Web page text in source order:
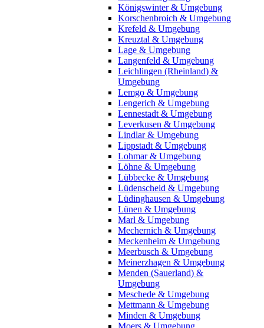
Königswinter & Umgebung
Korschenbroich & Umgebung
Krefeld & Umgebung
Kreuztal & Umgebung
Lage & Umgebung
Langenfeld & Umgebung
Leichlingen (Rheinland) &
Umgebung
Lemgo & Umgebung
Lengerich & Umgebung
Lennestadt & Umgebung
Leverkusen & Umgebung
Lindlar & Umgebung
Lippstadt & Umgebung
Lohmar & Umgebung
Löhne & Umgebung
Lübbecke & Umgebung
Lüdenscheid & Umgebung
Lüdinghausen & Umgebung
Lünen & Umgebung
Marl & Umgebung
Mechernich & Umgebung
Meckenheim & Umgebung
Meerbusch & Umgebung
Meinerzhagen & Umgebung
Menden (Sauerland) &
Umgebung
Meschede & Umgebung
Mettmann & Umgebung
Minden & Umgebung
Moers & Umgebung